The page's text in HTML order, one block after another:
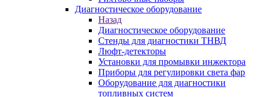
Диагностическое оборудование
Назад
Диагностическое оборудование
Стенды для диагностики ТНВД
Люфт-детекторы
Установки для промывки инжектора
Приборы для регулировки света фар
Оборудование для диагностики
топливных систем